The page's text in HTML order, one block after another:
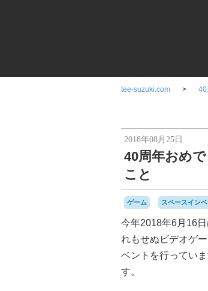
tee-suzuki.com 40
2018年08月25日
40周年おめ
こと
ゲーム スペースイン
今年2018年6月16
れもせぬビデオゲ
ベントを行ってい
す。